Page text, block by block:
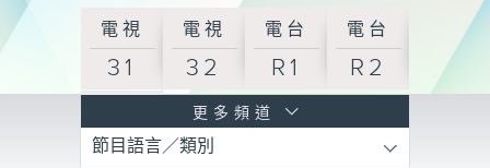
電視
31
電視
32
電台
R1
電台
R2
R3
更多頻道
節目語言／類別